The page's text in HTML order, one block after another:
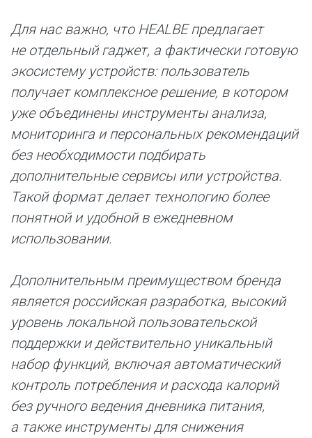
Для нас важно, что HEALBE предлагает
не отдельный гаджет, а фактически готовую
экосистему устройств: пользователь
получает комплексное решение, в котором
уже объединены инструменты анализа,
мониторинга и персональных рекомендаций
без необходимости подбирать
дополнительные сервисы или устройства.
Такой формат делает технологию более
понятной и удобной в ежедневном
использовании.
Дополнительным преимуществом бренда
является российская разработка, высокий
уровень локальной пользовательской
поддержки и действительно уникальный
набор функций, включая автоматический
контроль потребления и расхода калорий
без ручного ведения дневника питания,
а также инструменты для снижения